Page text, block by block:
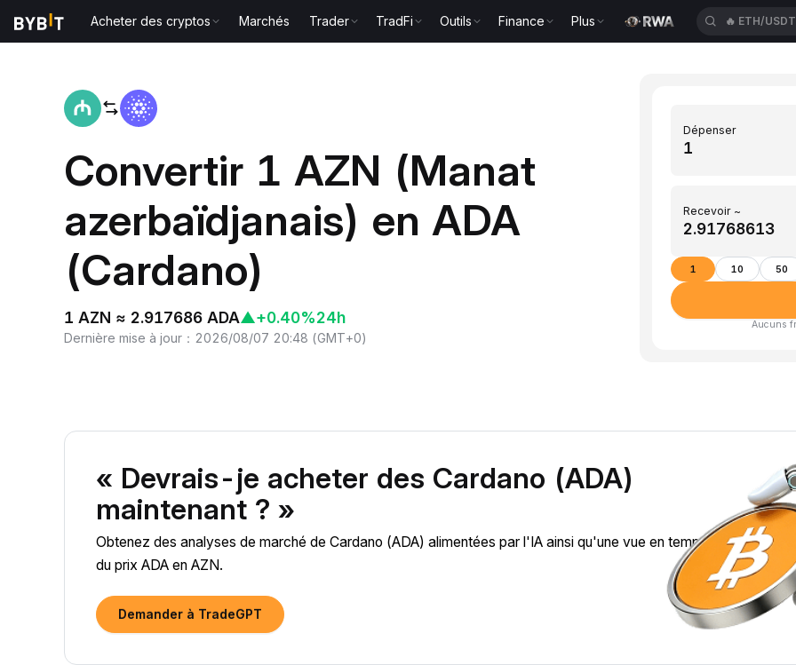
Acheter des cryptos Marchés Trader TradFi Outils Finance Plus 🔥 ETH/USDT
Convertir 1 AZN (Manat
azerbaïdjanais) en ADA
(Cardano)
1 AZN ≈ 2.917686 ADA▲+0.40%24h
Dernière mise à jour ： 2026/08/07 20:48 (GMT+0)
Dépenser
Recevoir ~
1 10 50
Aucuns
« Devrais-je acheter des Cardano (ADA)
maintenant ? »
Obtenez des analyses de marché de Cardano (ADA) alimentées par l'IA ainsi qu'une vue en temps réel de
du prix ADA en AZN.
Demander à TradeGPT